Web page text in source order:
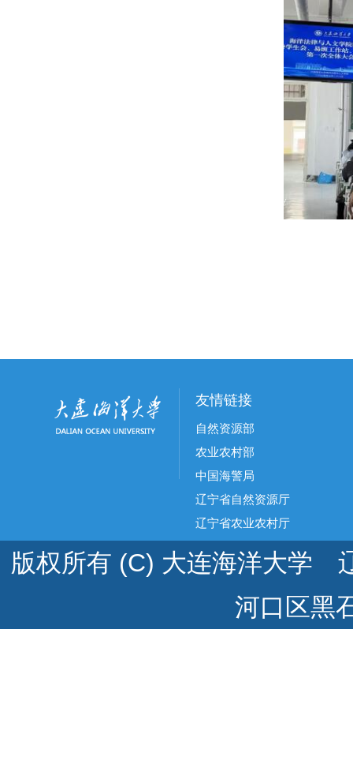
友情链接
自然资源部
农业农村部
中国海警局
辽宁省自然资源厅
辽宁省农业农村厅
版权所有 (C) 大连海洋大学
河口区黑